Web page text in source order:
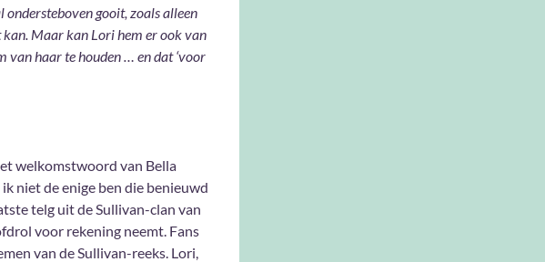
gooit, zoals alleen
kan. Maar kan Lori hem er ook van
van haar te houden … en dat ‘voor
welkomstwoord van Bella
niet de enige ben die benieuwd
telg uit de Sullivan-clan van
voor rekening neemt. Fans
van de Sullivan-reeks. Lori,